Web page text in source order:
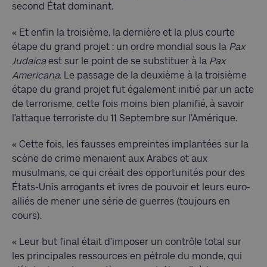
second État dominant.
« Et enfin la troisième, la dernière et la plus courte
étape du grand projet : un ordre mondial sous la Pax
Judaica est sur le point de se substituer à la Pax
Americana. Le passage de la deuxième à la troisième
étape du grand projet fut également initié par un acte
de terrorisme, cette fois moins bien planifié, à savoir
l’attaque terroriste du 11 Septembre sur l’Amérique.
« Cette fois, les fausses empreintes implantées sur la
scène de crime menaient aux Arabes et aux
musulmans, ce qui créait des opportunités pour des
États-Unis arrogants et ivres de pouvoir et leurs euro-
alliés de mener une série de guerres (toujours en
cours).
« Leur but final était d’imposer un contrôle total sur
les principales ressources en pétrole du monde, qui